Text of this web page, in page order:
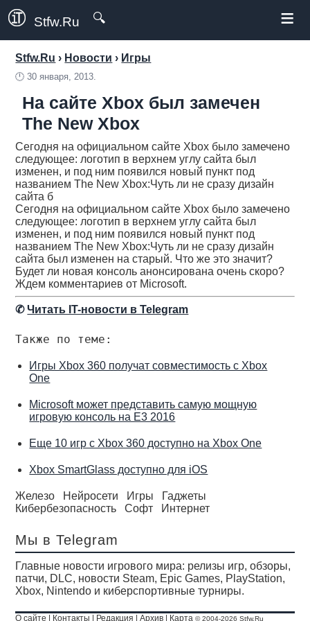
Stfw.Ru 🔍 ≡
Stfw.Ru › Новости › Игры
🕛30 января, 2013.
На сайте Xbox был замечен
The New Xbox
Сегодня на официальном сайте Xbox было замечено
следующее: логотип в верхнем углу сайта был
изменен, и под ним появился новый пункт под
названием The New Xbox:Чуть ли не сразу дизайн
сайта б
Сегодня на официальном сайте Xbox было замечено
следующее: логотип в верхнем углу сайта был
изменен, и под ним появился новый пункт под
названием The New Xbox:Чуть ли не сразу дизайн
сайта был изменен на старый. Что же это значит?
Будет ли новая консоль анонсирована очень скоро?
Ждем комментариев от Microsoft.
✆Читать IT-новости в Telegram
Также по теме:
Игры Xbox 360 получат совместимость с Xbox
One
Microsoft может представить самую мощную
игровую консоль на E3 2016
Еще 10 игр с Xbox 360 доступно на Xbox One
Xbox SmartGlass доступно для iOS
Железо Нейросети Игры
Гаджеты
Кибербезопасность
Софт Интернет
Мы в Telegram
Главные новости игрового мира: релизы игр, обзоры,
патчи, DLC, новости Steam, Epic Games, PlayStation,
Xbox, Nintendo и киберспортивные турниры.
О сайте Контакты Редакция |Архив Карта © 2004-2026 Stfw.Ru